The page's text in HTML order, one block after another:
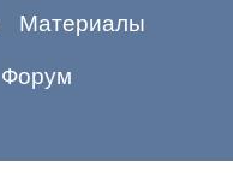
Материалы
Форум